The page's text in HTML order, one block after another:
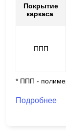
Покрытие
каркаса
ППП
* ППП -
Подробнее